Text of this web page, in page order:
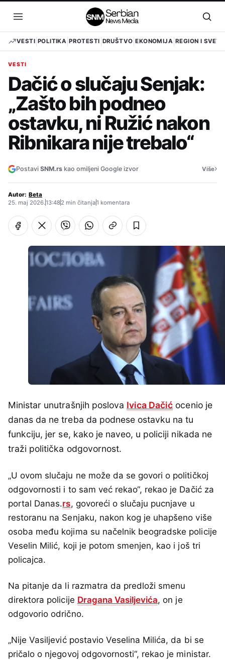
sadržaj
Otvori
meni
VESTI POLITIKA PROTESTI DRUŠTVO EKONOMIJA REGION I SVET
VESTI
Dačić o slučaju Senjak:
„Zašto bih podneo
ostavku, ni Ružić nakon
Ribnikara nije trebalo“
Postavi SNM.rs kao omiljeni Google izvor Više›
Autor: Beta
25. maj 2026.13:482 min čitanja1 komentara
Ministar unutrašnjih poslova Ivica Dačić ocenio je
danas da ne treba da podnese ostavku na tu
funkciju, jer se, kako je naveo, u policiji nikada ne
traži politička odgovornost.
„U ovom slučaju ne može da se govori o političkoj
odgovornosti i to sam već rekao“, rekao je Dačić za
portal Danas.rs, govoreći o slučaju pucnjave u
restoranu na Senjaku, nakon kog je uhapšeno više
osoba među kojima su načelnik beogradske policije
Veselin Milić, koji je potom smenjen, kao i još tri
policajca.
Na pitanje da li razmatra da predloži smenu
direktora policije Dragana Vasiljevića, on je
odgovorio odrično.
„Nije Vasiljević postavio Veselina Milića, da bi se
pričalo o njegovoj odgovornosti“, rekao je ministar.